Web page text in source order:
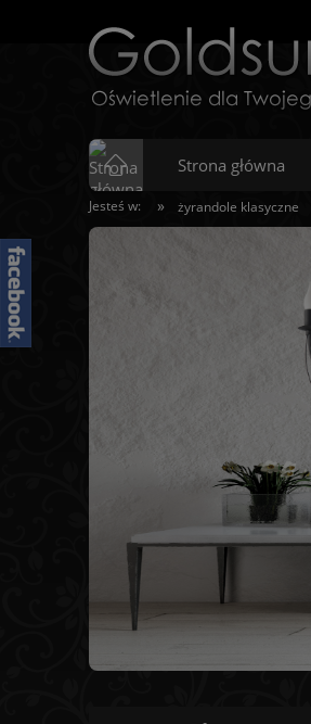
Strona główna
Jesteś w: » żyrandole klasyczne